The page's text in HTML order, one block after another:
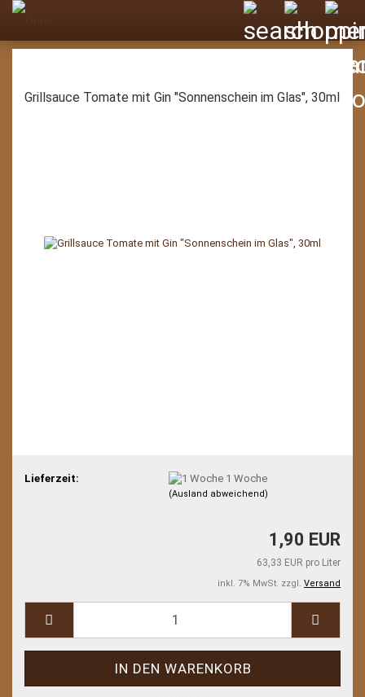
Grillsauce Tomate mit Gin "Sonnenschein im Glas", 30ml
Lieferzeit: 1 Woche
(Ausland abweichend)
1,90 EUR
63,33 EUR pro Liter
inkl. 7% MwSt. zzgl. Versand